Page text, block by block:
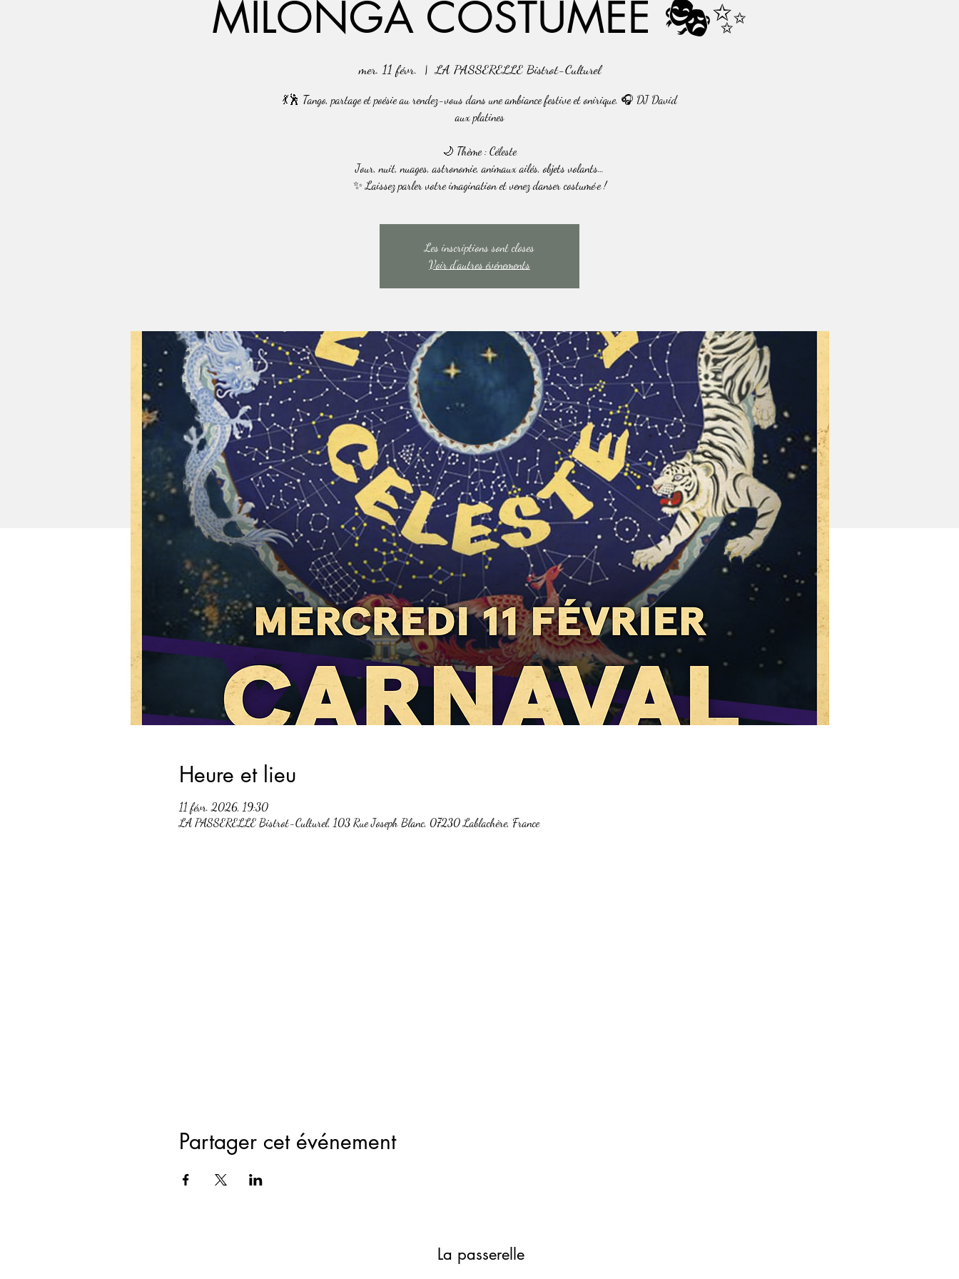
MILONGA COSTUMÉE 🎭✨
mer. 11 févr.
  |
LA PASSERELLE Bistrot-Culturel
💃🕺 Tango, partage et poésie au rendez-vous dans une ambiance festive et onirique. 🎧 DJ David
aux platines
🌙 Thème : Céleste
Jour, nuit, nuages, astronomie, animaux ailés, objets volants…
✨ Laissez parler votre imagination et venez danser costumé·e !
Les inscriptions sont closes
Voir d'autres événements
Heure et lieu
11 févr. 2026, 19:30
LA PASSERELLE Bistrot-Culturel, 103 Rue Joseph Blanc, 07230 Lablachère, France
Partager cet événement
La passerelle